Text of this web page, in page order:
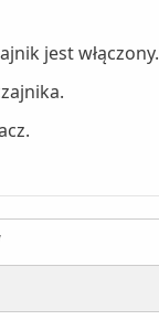
jest włączony.